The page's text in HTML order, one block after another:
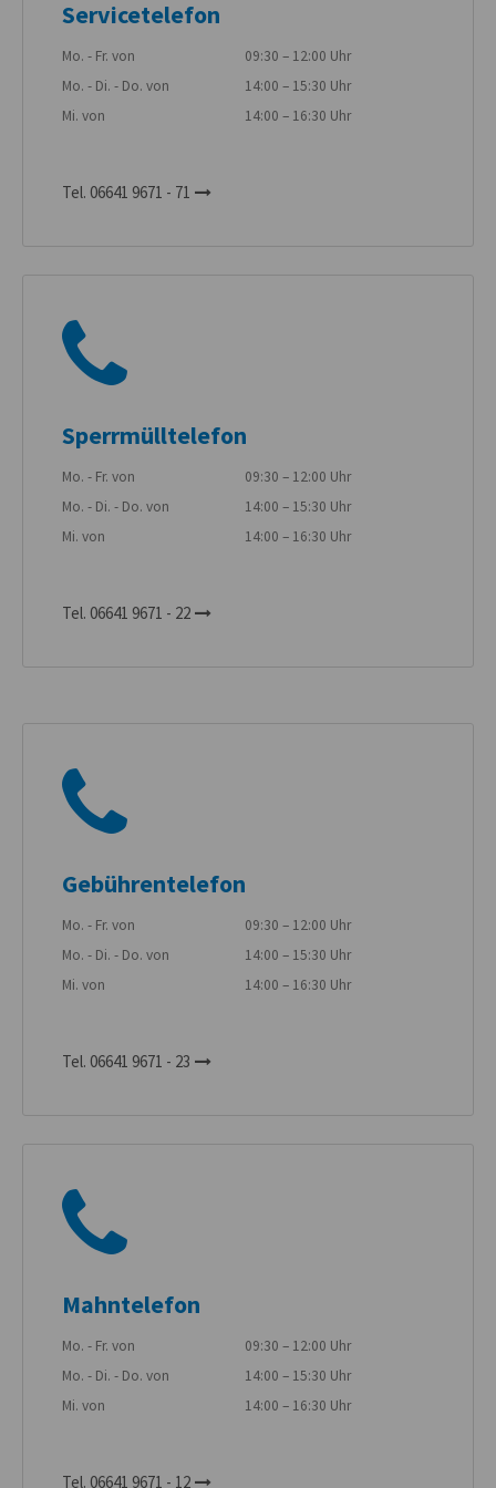
Servicetelefon
Mo. - Fr. von
09:30 – 12:00 Uhr
Mo. - Di. - Do. von
14:00 – 15:30 Uhr
Mi. von
14:00 – 16:30 Uhr
Tel. 06641 9671 - 71
Sperrmülltelefon
Mo. - Fr. von
09:30 – 12:00 Uhr
Mo. - Di. - Do. von
14:00 – 15:30 Uhr
Mi. von
14:00 – 16:30 Uhr
Tel. 06641 9671 - 22
Gebührentelefon
Mo. - Fr. von
09:30 – 12:00 Uhr
Mo. - Di. - Do. von
14:00 – 15:30 Uhr
Mi. von
14:00 – 16:30 Uhr
Tel. 06641 9671 - 23
Mahntelefon
Mo. - Fr. von
09:30 – 12:00 Uhr
Mo. - Di. - Do. von
14:00 – 15:30 Uhr
Mi. von
14:00 – 16:30 Uhr
Tel. 06641 9671 - 12